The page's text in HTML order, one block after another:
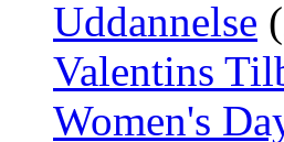
Uddannelse
Valentins
Women's